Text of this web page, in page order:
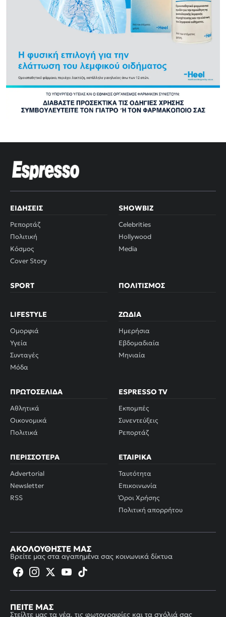
ΕΙΔΉΣΕΙΣ
Ρεπορτάζ
Πολιτική
Κόσμος
Cover Story
SHOWBIZ
Celebrities
Hollywood
Media
SPORT ΠΟΛΙΤΙΣΜΌΣ
LIFESTYLE
Ομορφιά
Υγεία
Συνταγές
Μόδα
ΖΏΔΙΑ
Ημερήσια
Εβδομαδιαία
Μηνιαία
ΠΡΩΤΟΣΈΛΙΔΑ
Αθλητικά
Οικονομικά
Πολιτικά
ESPRESSO TV
Εκπομπές
Συνεντεύξεις
Ρεπορτάζ
ΠΕΡΙΣΣΌΤΕΡΑ
Advertorial
Newsletter
RSS
ΕΤΑΙΡΙΚΆ
Ταυτότητα
Επικοινωνία
Όροι Χρήσης
Πολιτική απορρήτου
ΑΚΟΛΟΥΘΉΣΤΕ ΜΑΣ
Βρείτε μας στα αγαπημένα σας κοινωνικά δίκτυα
ΠΕΊΤΕ ΜΑΣ
Στείλτε μας τα νέα, τις φωτογραφίες και τα σχόλιά σας